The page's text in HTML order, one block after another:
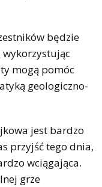
będzie
wykorzystując
mogą pomóc
geologiczno-
jest bardzo
przyjść tego dnia,
wciągająca.
grze